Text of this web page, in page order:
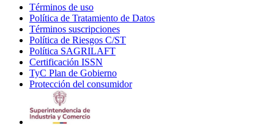
Términos de uso
in
new
window
Política de Tratamiento de Datos
Términos suscripciones
in
Política de Riesgos C/ST
Política SAGRILAFT
new
window
Certificación ISSN
in
new
TyC Plan de Gobierno
in
Protección del consumidorOpens